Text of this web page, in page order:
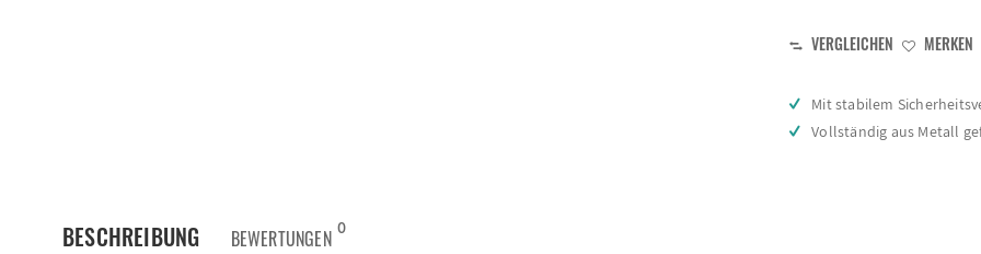
VERGLEICHEN MERKEN
Mit stabilem
Vollständig aus Metall
BESCHREIBUNG BEWERTUNGEN 0